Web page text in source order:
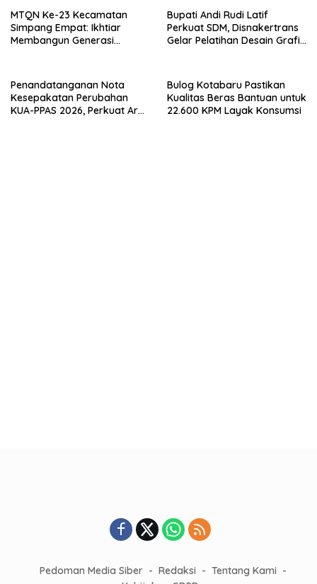
MTQN Ke-23 Kecamatan
Simpang Empat: Ikhtiar
Membangun Generasi
Bupati Andi Rudi Latif
Perkuat SDM, Disnakertrans
Gelar Pelatihan Desain Grafis
Penandatanganan Nota
Kesepakatan Perubahan
KUA-PPAS 2026, Perkuat Arah
Bulog Kotabaru Pastikan
Kualitas Beras Bantuan untuk
22.600 KPM Layak Konsumsi
Pedoman Media Siber Redaksi
Tentang Kami